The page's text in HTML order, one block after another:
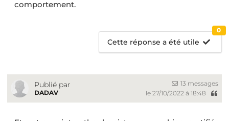
comportement.
Cette réponse a été utile
0
Publié par
DADAV
13 messages
le 27/10/2022 à 18:48